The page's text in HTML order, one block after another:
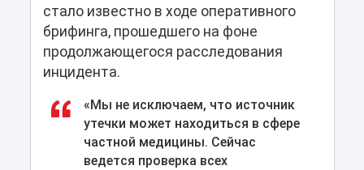
стало известно в ходе оперативного
брифинга, прошедшего на фоне
продолжающегося расследования
инцидента.
«Мы не исключаем, что источник
утечки может находиться в сфере
частной медицины. Сейчас
ведется проверка всех